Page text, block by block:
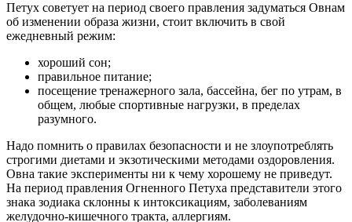
Петух советует на период своего правления задуматься Овнам
об изменении образа жизни, стоит включить в свой
ежедневный режим:
хороший сон;
правильное питание;
посещение тренажерного зала, бассейна, бег по утрам, в
общем, любые спортивные нагрузки, в пределах
разумного.
Надо помнить о правилах безопасности и не злоупотреблять
строгими диетами и экзотическими методами оздоровления.
Овна такие эксперименты ни к чему хорошему не приведут.
На период правления Огненного Петуха представители этого
знака зодиака склонны к интоксикациям, заболеваниям
желудочно-кишечного тракта, аллергиям.